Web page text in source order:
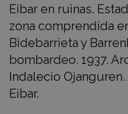
Eibar en ruinas.
zona comprendida
Bidebarrieta y
bombardeo. 1937.
Indalecio
Eibar.